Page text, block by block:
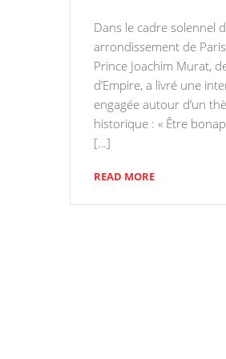
Dans le cadre solennel
arrondissement de
Prince Joachim Murat,
d’Empire, a livré une
engagée autour d’un
historique : « Être
[…]
READ MORE